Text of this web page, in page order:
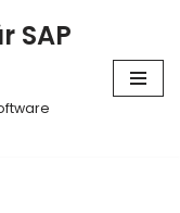
SAP